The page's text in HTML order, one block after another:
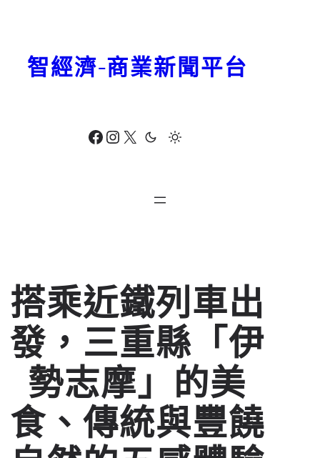
Facebook Instagram X
智經濟-商業新聞平台
搭乘近鐵列車出
發，三重縣「伊
勢志摩」的美
食、傳統與豐饒